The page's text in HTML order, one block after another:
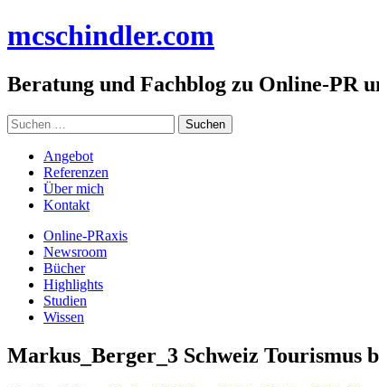
Inhalt
mcschindler.com
Beratung und Fachblog zu Online-PR
Suchen
nach:
Angebot
Referenzen
Über mich
Kontakt
Online-PRaxis
Newsroom
Bücher
Highlights
Studien
Wissen
Markus_Berger_3 Schweiz Tourismus